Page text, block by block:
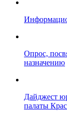
Опрос,
назначению
Дайджест
палаты